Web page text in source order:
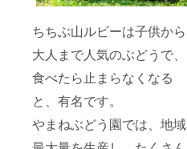
ちちぶ山ルビーは子供から
大人まで人気のぶどうで、
食べたら止まらなくなる
と、有名です。
やまねぶどう園では、地域